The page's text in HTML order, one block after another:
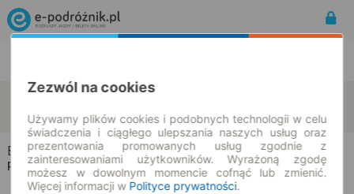
07.08.2026 | -- : --
Bądzów → Sarbinowo
Rozkład jazdy i bilety
Zezwól na cookies
Używamy plików cookies i podobnych technologii w celu
świadczenia i ciągłego ulepszania naszych usług oraz
prezentowania promowanych usług zgodnie z
zainteresowaniami użytkowników. Wyrażoną zgodę
możesz w dowolnym momencie cofnąć lub zmienić.
Więcej informacji w Polityce prywatności.